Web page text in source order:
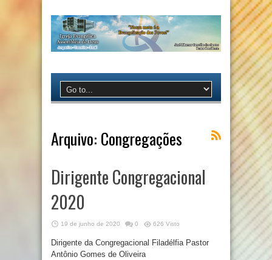
Arquivo: Congregações
Dirigente Congregacional
2020
19 de junho de 2020 0 626 Visto
Dirigente da Congregacional Filadélfia Pastor
Antônio Gomes de Oliveira